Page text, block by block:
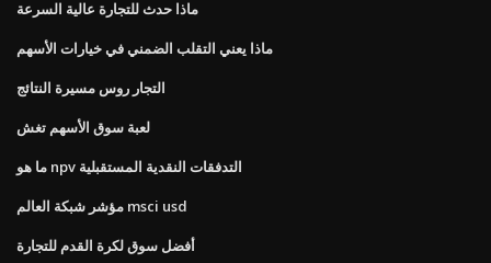
ماذا حدث للتجارة عالية السرعة
ماذا يعني التقلب الضمني في خيارات الأسهم
التجار روس مسيرة النتائج
لعبة سوق الأسهم تغش
ما هو npv التدفقات النقدية المستقبلية
مؤشر شبكة العالم msci usd
أفضل سوق لكرة القدم للتجارة